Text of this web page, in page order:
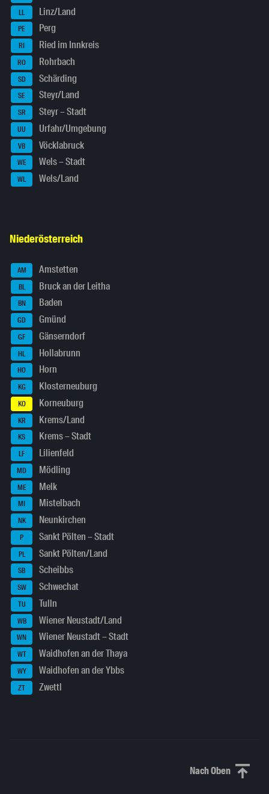
LL Linz/Land
PE Perg
RI Ried im Innkreis
RO Rohrbach
SD Schärding
SE Steyr/Land
SR Steyr – Stadt
UU Urfahr/Umgebung
VB Vöcklabruck
WE Wels – Stadt
WL Wels/Land
Niederösterreich
AM Amstetten
BL Bruck an der Leitha
BN Baden
GD Gmünd
GF Gänserndorf
HL Hollabrunn
HO Horn
KG Klosterneuburg
KO Korneuburg
KR Krems/Land
KS Krems – Stadt
LF Lilienfeld
MD Mödling
ME Melk
MI Mistelbach
NK Neunkirchen
P Sankt Pölten – Stadt
PL Sankt Pölten/Land
SB Scheibbs
SW Schwechat
TU Tulln
WB Wiener Neustadt/Land
WN Wiener Neustadt – Stadt
WT Waidhofen an der Thaya
WY Waidhofen an der Ybbs
ZT Zwettl
Nach ObenNach oben